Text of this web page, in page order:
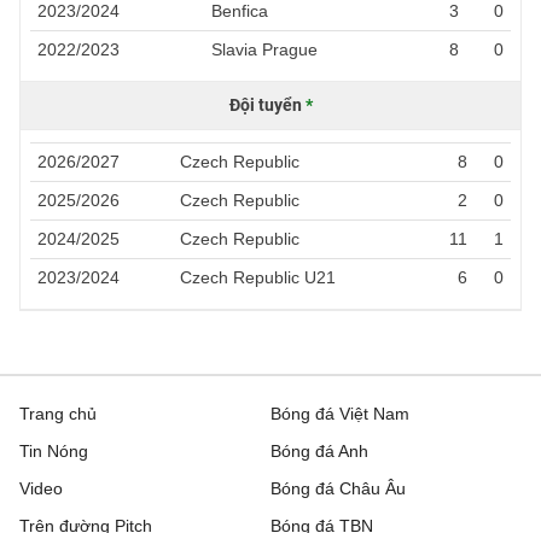
2023/2024
Benfica 3
0
2022/2023
Slavia Prague 8 0
Đội tuyển *
2026/2027 Czech Republic 8
0
2025/2026
Czech Republic 2
0
2024/2025
Czech Republic 11
1
2023/2024
Czech Republic U21 6 0
Trang chủ
Tin Nóng
Video
Trên đường Pitch
Bóng đá Việt Nam
Bóng đá Anh
Bóng đá Châu Âu
Bóng đá TBN